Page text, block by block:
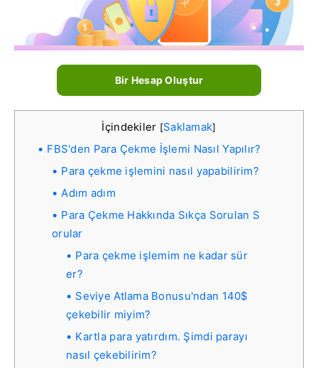
Bir Hesap Oluştur
İçindekiler [Saklamak]
FBS'den Para Çekme İşlemi Nasıl Yapılır?
Para çekme işlemini nasıl yapabilirim?
Adım adım
Para Çekme Hakkında Sıkça Sorulan S
orular
Para çekme işlemim ne kadar sür
er?
Seviye Atlama Bonusu'ndan 140$
çekebilir miyim?
Kartla para yatırdım. Şimdi parayı
nasıl çekebilirim?